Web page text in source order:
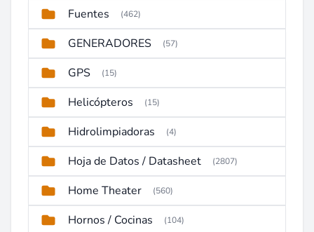
Fuentes (462)
GENERADORES (57)
GPS (15)
Helicópteros (15)
Hidrolimpiadoras (4)
Hoja de Datos / Datasheet (2807)
Home Theater (560)
Hornos / Cocinas (104)